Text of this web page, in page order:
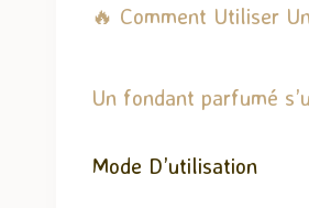
🔥 Comment Utiliser
Un fondant parfumé
Mode D’utilisation